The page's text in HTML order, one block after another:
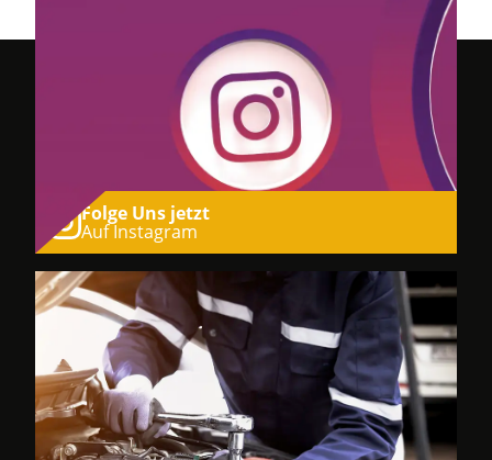
Folge Uns jetzt
Auf Instagram